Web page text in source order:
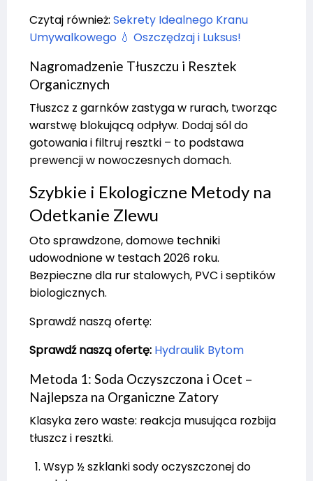
Czytaj również: Sekrety Idealnego Kranu
Umywalkowego 💧 Oszczędzaj i Luksus!
Nagromadzenie Tłuszczu i Resztek
Organicznych
Tłuszcz z garnków zastyga w rurach, tworząc
warstwę blokującą odpływ. Dodaj sól do
gotowania i filtruj resztki – to podstawa
prewencji w nowoczesnych domach.
Szybkie i Ekologiczne Metody na
Odetkanie Zlewu
Oto sprawdzone, domowe techniki
udowodnione w testach 2026 roku.
Bezpieczne dla rur stalowych, PVC i septików
biologicznych.
Sprawdź naszą ofertę:
Sprawdź naszą ofertę: Hydraulik Bytom
Metoda 1: Soda Oczyszczona i Ocet –
Najlepsza na Organiczne Zatory
Klasyka zero waste: reakcja musująca rozbija
tłuszcz i resztki.
Wsyp ½ szklanki sody oczyszczonej do